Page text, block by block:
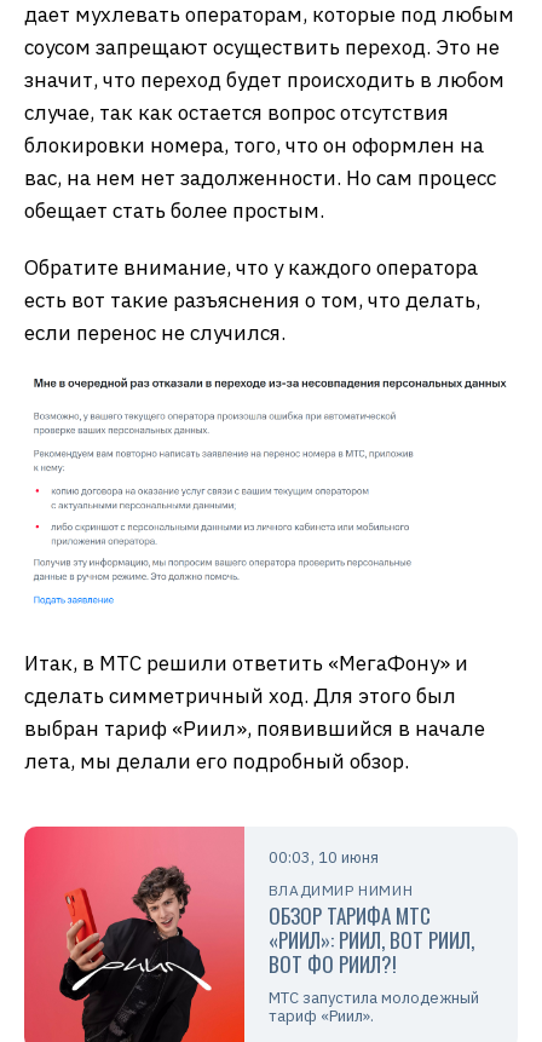
дает мухлевать операторам, которые под любым
соусом запрещают осуществить переход. Это не
значит, что переход будет происходить в любом
случае, так как остается вопрос отсутствия
блокировки номера, того, что он оформлен на
вас, на нем нет задолженности. Но сам процесс
обещает стать более простым.
Обратите внимание, что у каждого оператора
есть вот такие разъяснения о том, что делать,
если перенос не случился.
Итак, в МТС решили ответить «МегаФону» и
сделать симметричный ход. Для этого был
выбран тариф «Риил», появившийся в начале
лета, мы делали его подробный обзор.
00:03, 10 июня
ВЛАДИМИР НИМИН
ОБЗОР ТАРИФА МТС
«РИИЛ»: РИИЛ, ВОТ РИИЛ,
ВОТ ФО РИИЛ?!
МТС запустила молодежный
тариф «Риил».